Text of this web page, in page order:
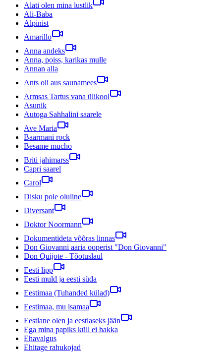
Alati olen mina lustlik
Ali-Baba
Alpinist
Amarillo
Anna andeks
Anna, poiss, karikas mulle
Annan alla
Ants oli aus saunamees
Armsas Tartus vana ülikool
Asunik
Autoga Sahhalini saarele
Ave Maria
Baarmani rock
Besame mucho
Briti jahimarss
Capri saarel
Carol
Disku pole oluline
Diversant
Doktor Noormann
Dokumentideta võõras linnas
Don Giovanni aaria ooperist "Don Giovanni"
Don Quijote - Tõotuslaul
Eesti lipp
Eesti muld ja eesti süda
Eestimaa (Tuhanded külad)
Eestimaa, mu isamaa
Eestlane olen ja eestlaseks jään
Ega mina papiks küll ei hakka
Ehavalgus
Ehitage rahukojad